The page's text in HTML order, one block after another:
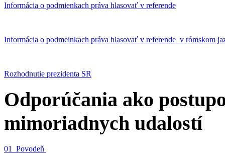
Informácia o podmienkach práva hlasovať v referende
Informácia o podmeinkach práva hlasovať v referende v rómskom
Rozhodnutie prezidenta SR
Odporúčania ako
mimoriadnych udalostí
01_Povodeň